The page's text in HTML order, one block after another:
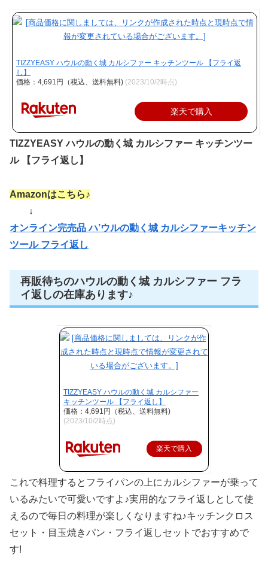
TIZZYEASY ハウルの動く城 カルシファー キッチンツール 【フライ返
し】
価格：4,691円（税込、送料無料) (2023/10/2時点)
楽天で購入
TIZZYEASY ハウルの動く城 カルシファー キッチンツー
ル 【フライ返し】
Amazonはこちら♪
↓
オンライン完売品 ハ’ウルの動く城 カルシファーキッチン
ツール フライ返し
再販待ちのハウルの動く城 カルシファー フラ
イ返しの在庫あります♪
TIZZYEASY ハウルの動く城 カルシファー
キッチンツール 【フライ返し】
価格：4,691円（税込、送料無料)
(2023/10/2時点)
楽天で購入
これで料理するとフライパンの上にカルシファーが乗って
いるみたいで可愛いですよ♪実用的なフライ返しとして使
えるので毎日の料理が楽しくなりますね♪キッチンクロス
セット・目玉焼きパン・フライ返しセットでおすすめで
す!